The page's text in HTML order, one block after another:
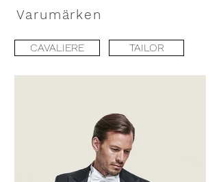
Varumärken
CAVALIERE TAILOR